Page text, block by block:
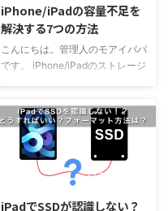
からない方も多いと思います。
記事の信頼性 本業は、半導体を
作るための製造装置を設計してい
るエンジニアです。 普段から半
ータブルSSDを紹介していきま
す。 この記事では、SSD ...
iPhone/iPadの容量不足を
解決する7つの方法
こんにちは。管理人のモアイパパ
です。 iPhone/iPadのストレージ
経験をされた方も多いと思いま
す。 容量が大きいiPhone/iPadに
買い替えるという方法もあります
が、簡単に買い替えるような金額
ではないと思います。 そこで、
2022/11/20
iPadでSSDが認識しない？